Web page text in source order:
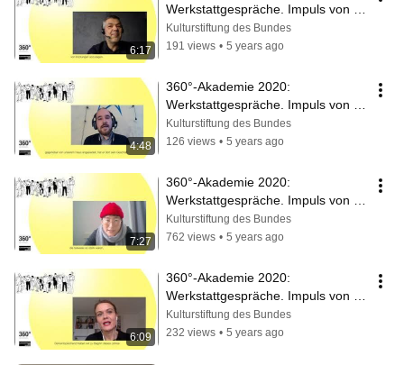
6:17
Werkstattgespräche. Impuls von
Christoph Emminghaus
Kulturstiftung des Bundes
191 views • 5 years ago
4:48
360°-Akademie 2020:
Werkstattgespräche. Impuls von
Attila Bihari
Kulturstiftung des Bundes
126 views • 5 years ago
7:27
360°-Akademie 2020:
Werkstattgespräche. Impuls von
Suy Lan Hopmann
Kulturstiftung des Bundes
762 views • 5 years ago
6:09
360°-Akademie 2020:
Werkstattgespräche. Impuls von
Ruth Hartmann
Kulturstiftung des Bundes
232 views • 5 years ago